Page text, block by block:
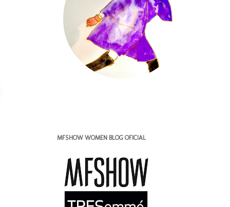
MFSHOW WOMEN BLOG OFICIAL